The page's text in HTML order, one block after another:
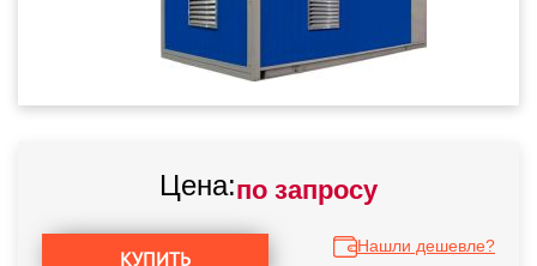
Цена:по запросу
КУПИТЬ
Нашли дешевле?